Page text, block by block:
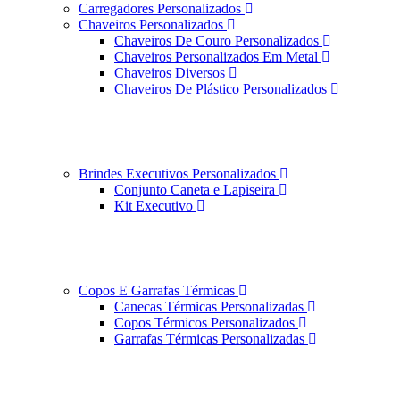
Carregadores Personalizados
Chaveiros Personalizados
Chaveiros De Couro Personalizados
Chaveiros Personalizados Em Metal
Chaveiros Diversos
Chaveiros De Plástico Personalizados
Brindes Executivos Personalizados
Conjunto Caneta e Lapiseira
Kit Executivo
Copos E Garrafas Térmicas
Canecas Térmicas Personalizadas
Copos Térmicos Personalizados
Garrafas Térmicas Personalizadas